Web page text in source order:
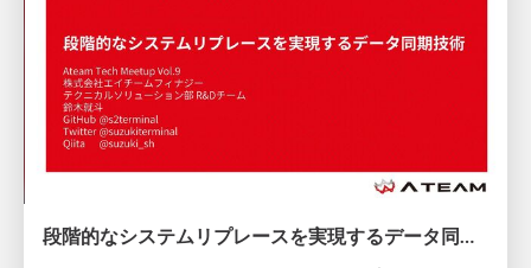
段階的なシステムリプレースを実現するデータ同期技術